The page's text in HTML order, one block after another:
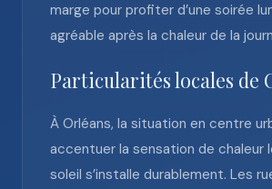
marge pour profiter d’une soirée
agréable après la chaleur de la
Particularités locales de
À Orléans, la situation en centre
accentuer la sensation de chaleur
soleil s’installe durablement. Les